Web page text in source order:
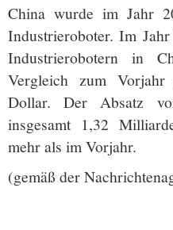
China wurde im Jahr
Industrieroboter. Im
Industrierobotern in
Vergleich zum
Dollar. Der Absatz
insgesamt 1,32
mehr als im Vorjahr.
(gemäß der